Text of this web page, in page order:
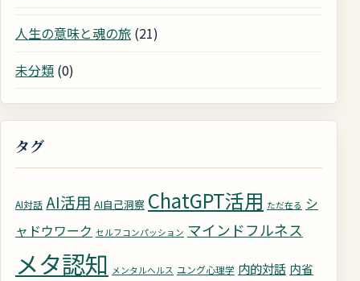
人生の意味と魂の旅 (21)
未分類 (0)
タグ
AI対話 AI活用 AI自己洞察 ChatGPT活用 ただ在る シ
ャドウワーク セルフコンパッション マインドフルネス
メタ認知 メンタルヘルス ユング心理学 内的対話 内省